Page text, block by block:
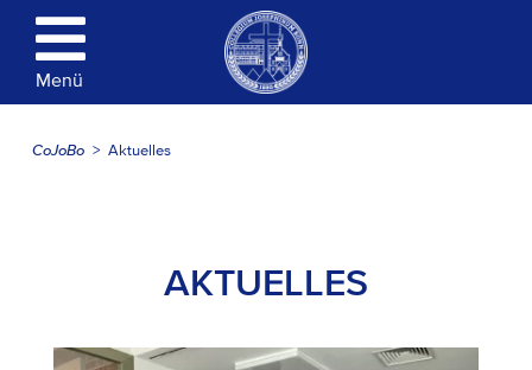
Menü
CoJoBo Aktuelles
AKTUELLES